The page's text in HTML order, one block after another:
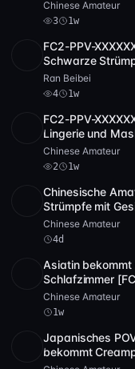
Chinese Amateur
3 1w
1:50:23
FC2-PPV-
Schwarze
Ran Beibei
4 1w
2 Video
FC2-PPV-
Lingerie und
Chinese Amateur
2 1w
Chinesische
Strümpfe mit
Chinese Amateur
4d
Asiatin
Schlafzimmer
Chinese Amateur
1w
1:48:07
Japanisches
bekommt